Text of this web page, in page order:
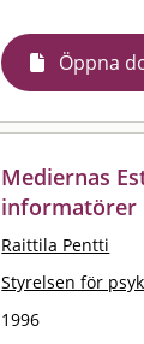
Öppna
Mediernas
informatörer
Raittila Pentti
Styrelsen för
1996